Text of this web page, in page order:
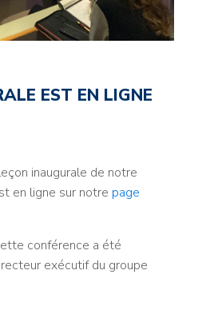
EST EN LIGNE
inaugurale de notre
en ligne sur notre page
conférence a été
exécutif du groupe